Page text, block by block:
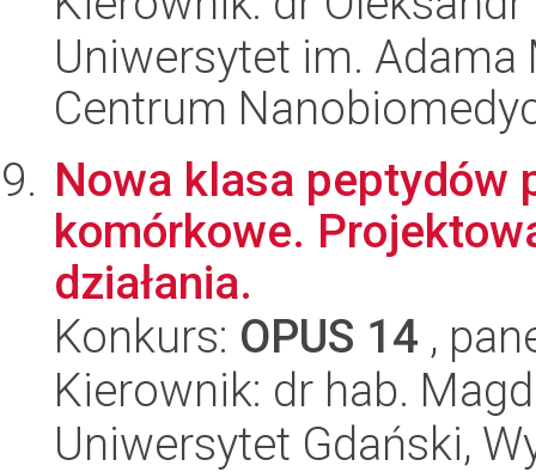
Uniwersytet im.
Centrum
Nowa klasa peptydów
komórkowe.
działania.
Konkurs: OPUS 14 ,
Kierownik: dr hab.
Uniwersytet Gdański,